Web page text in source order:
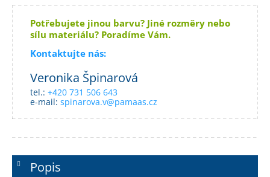
Potřebujete jinou barvu? Jiné rozměry nebo
sílu materiálu? Poradíme Vám.
Kontaktujte nás:
Veronika Špinarová
tel.: +420 731 506 643
e-mail: spinarova.v@pamaas.cz
Popis